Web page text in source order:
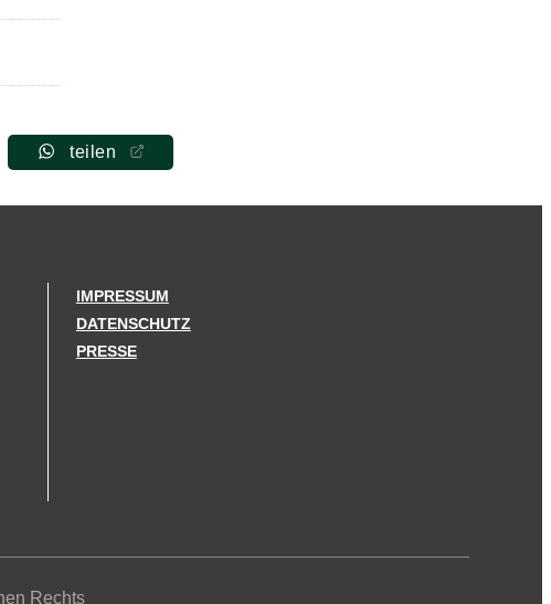
teilen
IMPRESSUM
DATENSCHUTZ
PRESSE
Rechts